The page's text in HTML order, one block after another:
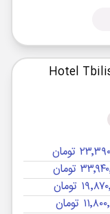
تومان
تومان
تومان
تومان